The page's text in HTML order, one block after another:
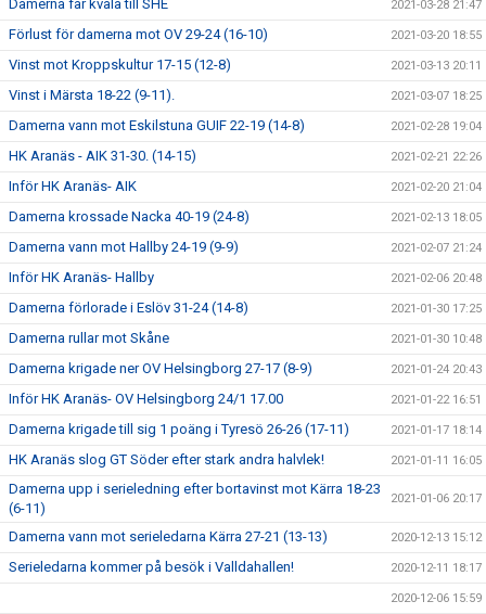
Damerna får kvala till SHE 2021-03-28 21:47
Förlust för damerna mot OV 29-24 (16-10) 2021-03-20 18:55
Vinst mot Kroppskultur 17-15 (12-8) 2021-03-13 20:11
Vinst i Märsta 18-22 (9-11). 2021-03-07 18:25
Damerna vann mot Eskilstuna GUIF 22-19 (14-8) 2021-02-28 19:04
HK Aranäs - AIK 31-30. (14-15) 2021-02-21 22:26
Inför HK Aranäs- AIK 2021-02-20 21:04
Damerna krossade Nacka 40-19 (24-8) 2021-02-13 18:05
Damerna vann mot Hallby 24-19 (9-9) 2021-02-07 21:24
Inför HK Aranäs- Hallby 2021-02-06 20:48
Damerna förlorade i Eslöv 31-24 (14-8) 2021-01-30 17:25
Damerna rullar mot Skåne 2021-01-30 10:48
Damerna krigade ner OV Helsingborg 27-17 (8-9) 2021-01-24 20:43
Inför HK Aranäs- OV Helsingborg 24/1 17.00 2021-01-22 16:51
Damerna krigade till sig 1 poäng i Tyresö 26-26 (17-11) 2021-01-17 18:14
HK Aranäs slog GT Söder efter stark andra halvlek! 2021-01-11 16:05
Damerna upp i serieledning efter bortavinst mot Kärra 18-23
(6-11)
2021-01-06 20:17
Damerna vann mot serieledarna Kärra 27-21 (13-13) 2020-12-13 15:12
Serieledarna kommer på besök i Valldahallen! 2020-12-11 18:17
2020-12-06 15:59